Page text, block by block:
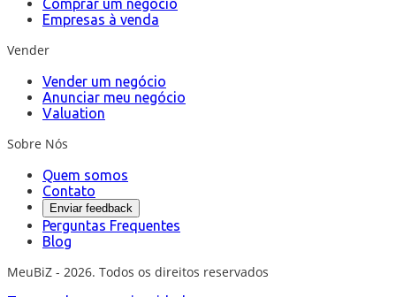
Comprar um negócio
Empresas à venda
Vender
Vender um negócio
Anunciar meu negócio
Valuation
Sobre Nós
Quem somos
Contato
Enviar feedback
Perguntas Frequentes
Blog
MeuBiZ - 2026. Todos os direitos reservados